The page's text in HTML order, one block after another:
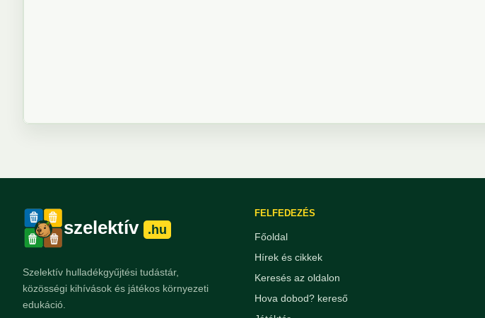
szelektív .hu
Szelektív hulladékgyűjtési tudástár,
közösségi kihívások és játékos környezeti
edukáció.
FELFEDEZÉS
Főoldal
Hírek és cikkek
Keresés az oldalon
Hova dobod? kereső